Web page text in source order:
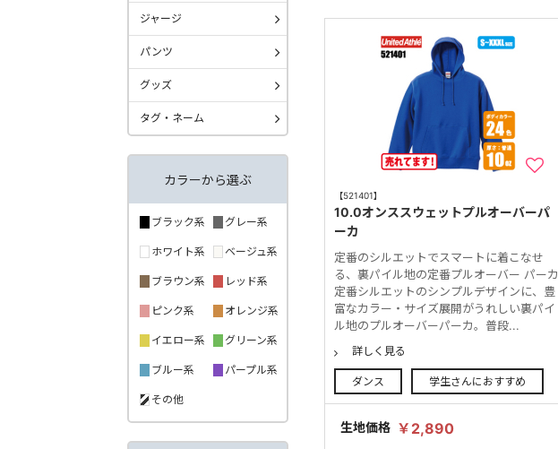
【521401】
10.0オンススウェットプルオーバーパ
ーカ
定番のシルエットでスマートに着こなせ
る、裏パイル地の定番プルオーバー パーカ
定番シルエットのシンプルデザインに、豊
富なカラー・サイズ展開がうれしい裏パイ
ル地のプルオーバーパーカ。普段...
詳しく見る
ダンス 学生さんにおすすめ
生地価格 ￥2,890
ジャージ
パンツ
グッズ
タグ・ネーム
カラーから選ぶ
ブラック系 グレー系
ホワイト系 ベージュ系
ブラウン系 レッド系
ピンク系 オレンジ系
イエロー系 グリーン系
ブルー系 パープル系
その他